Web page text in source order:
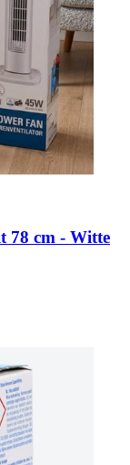
78 cm - Witte